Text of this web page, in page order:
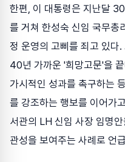
한편, 이 대통령은 지난달
를 거쳐 한성숙 신임 국무총
정 운영의 고삐를 죄고 있다
40년 가까운 '희망고문'을
가시적인 성과를 촉구하는
를 강조하는 행보를 이어가
서관의 LH 신임 사장 임명
관성을 보여주는 사례로 언